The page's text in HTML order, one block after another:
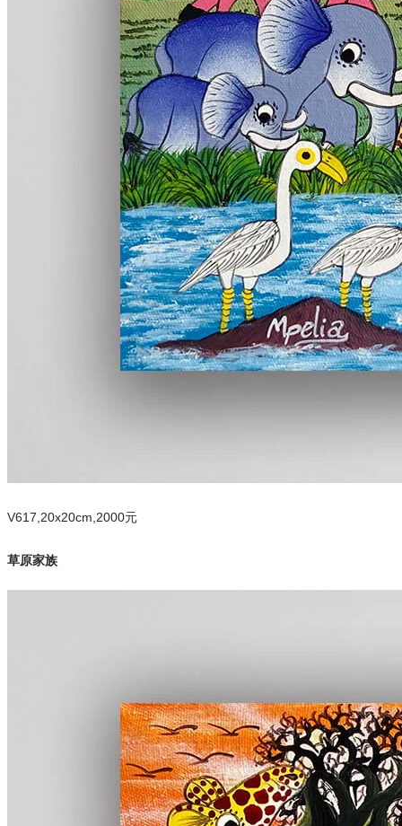
V617,20x20cm,2000元
草原家族